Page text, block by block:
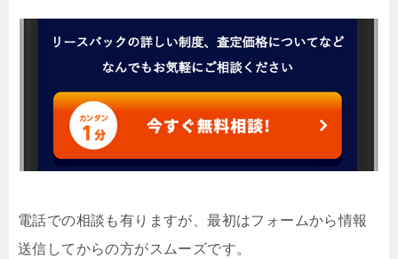
電話での相談も有りますが、最初はフォームから情報
送信してからの方がスムーズです。